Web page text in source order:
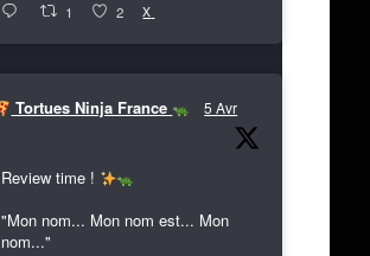
1 2 X
Tortues Ninja France 5 Avr
Review time !
"Mon nom... Mon nom est... Mon
nom..."